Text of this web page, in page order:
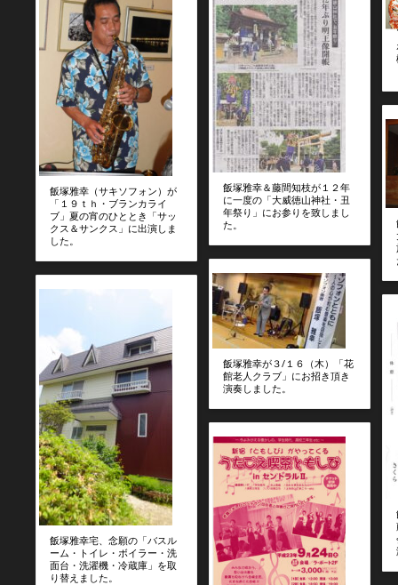
飯塚雅幸（サキソフォン）が
「１９ｔｈ・ブランカライ
ブ」夏の宵のひととき「サッ
クス＆サンクス」に出演しま
した。
飯塚雅幸宅、念願の「バスル
ーム・トイレ・ボイラー・洗
面台・洗濯機・冷蔵庫」を取
り替えました。
飯塚雅幸＆藤間知枝が１２年
に一度の「大威徳山神社・丑
年祭り」にお参りを致しまし
た。
飯塚雅幸が３/１６（木）「花
館老人クラブ」にお招き頂き
演奏しました。